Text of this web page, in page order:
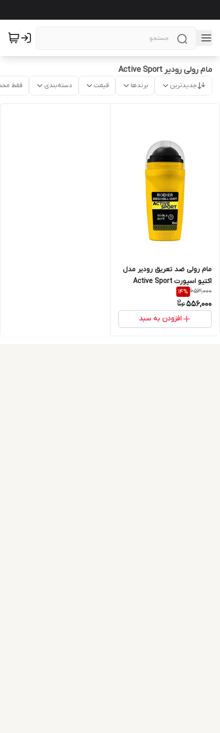
مام رولی رودیر Active Sport
جدیدترین برندها قیمت دسته‌بندی فقط
مام رولی ضد تعریق رودیر مدل
اکتیو اسپورت Active Sport
حجم 50 میلی لیتر
653,000
14%
556,000
افزودن به سبد